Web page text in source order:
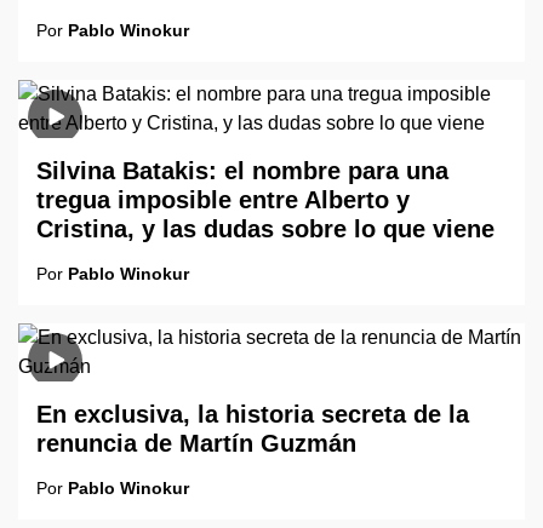
Por Pablo Winokur
Silvina Batakis: el nombre para una
tregua imposible entre Alberto y
Cristina, y las dudas sobre lo que viene
Por Pablo Winokur
En exclusiva, la historia secreta de la
renuncia de Martín Guzmán
Por Pablo Winokur